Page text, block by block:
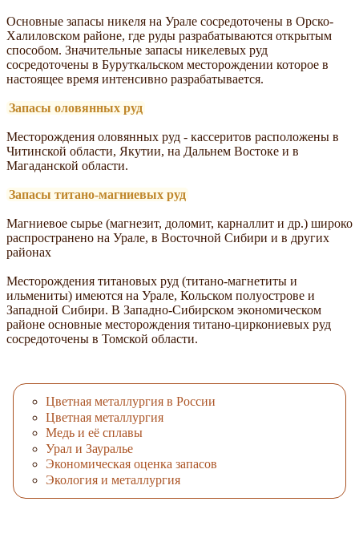
Основные запасы никеля на Урале сосредоточены в Орско-
Халиловском районе, где руды разрабатываются открытым
способом. Значительные запасы никелевых руд
сосредоточены в Буруткальском месторождении которое в
настоящее время интенсивно разрабатывается.
Запасы оловянных руд
Месторождения оловянных руд - кассеритов расположены в
Читинской области, Якутии, на Дальнем Востоке и в
Магаданской области.
Запасы титано-магниевых руд
Магниевое сырье (магнезит, доломит, карналлит и др.) широко
распространено на Урале, в Восточной Сибири и в других
районах
Месторождения титановых руд (титано-магнетиты и
ильмениты) имеются на Урале, Кольском полуострове и
Западной Сибири. В Западно-Сибирском экономическом
районе основные месторождения титано-циркониевых руд
сосредоточены в Томской области.
Цветная металлургия в России
Цветная металлургия
Медь и её сплавы
Урал и Зауралье
Экономическая оценка запасов
Экология и металлургия